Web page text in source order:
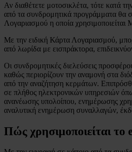
Αν διαθέτετε μοτοσικλέτα, τότε κατά
από τα συνδρομητικά προγράμματα θα
Λογαριασμού η οποία
Με την ειδική Κάρτα Λογαριασμού,
από λωρίδα με εισπράκτορα,
Οι συνδρομητικές διελεύσεις
καθώς περιορίζουν την αναμονή στα
από την αναζήτηση κερμάτων.
σε πλήθος ηλεκτρονικών υπηρεσιών
ανανέωσης υπολοίπου, ενημέρωσης
αναλυτική ενημέρωση συναλλαγών,
Πώς χρησιμοποιείται το